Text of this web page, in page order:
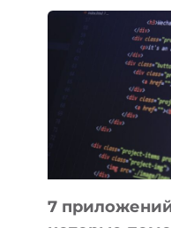
ДЛЯ
7